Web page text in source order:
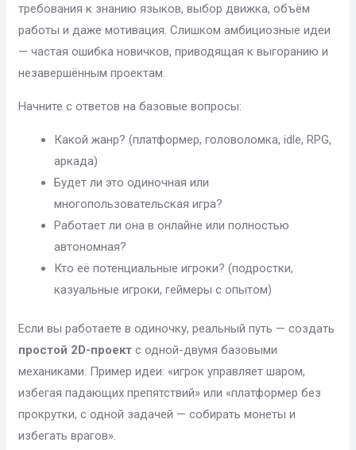
требования к знанию языков, выбор движка, объём
работы и даже мотивация. Слишком амбициозные идеи
— частая ошибка новичков, приводящая к выгоранию и
незавершённым проектам.
Начните с ответов на базовые вопросы:
Какой жанр? (платформер, головоломка, idle, RPG,
аркада)
Будет ли это одиночная или
многопользовательская игра?
Работает ли она в онлайне или полностью
автономная?
Кто её потенциальные игроки? (подростки,
казуальные игроки, геймеры с опытом)
Если вы работаете в одиночку, реальный путь — создать
простой 2D-проект с одной-двумя базовыми
механиками. Пример идеи: «игрок управляет шаром,
избегая падающих препятствий» или «платформер без
прокрутки, с одной задачей — собирать монеты и
избегать врагов».